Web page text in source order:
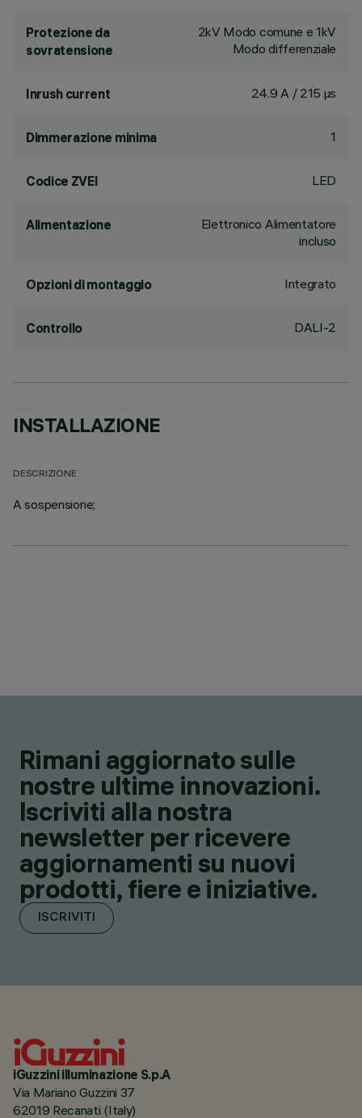
Protezione da
sovratensione
2kV Modo comune e 1kV
Modo differenziale
Inrush current 24.9 A / 215 µs
Dimmerazione minima 1
Codice ZVEI LED
Alimentazione
Elettronico Alimentatore
incluso
Opzioni di montaggio Integrato
Controllo DALI-2
INSTALLAZIONE
DESCRIZIONE
A sospensione;
Rimani aggiornato sulle
nostre ultime innovazioni.
Iscriviti alla nostra
newsletter per ricevere
aggiornamenti su nuovi
prodotti, fiere e iniziative.
ISCRIVITI
iGuzzini illuminazione S.p.A
Via Mariano Guzzini 37
62019 Recanati (Italy)